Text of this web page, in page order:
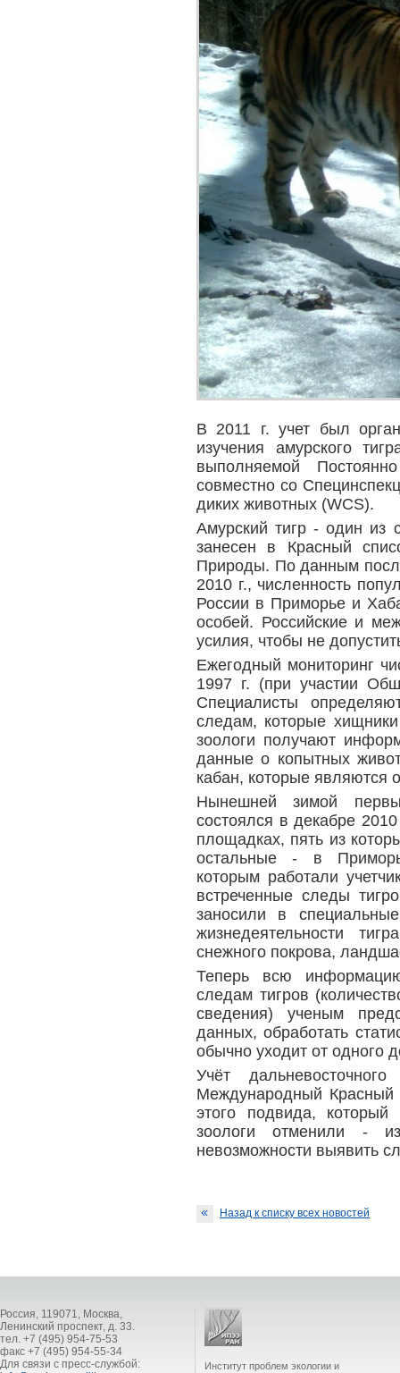
В 2011 г. учет был
изучения амурского
выполняемой
совместно со
диких животных (WCS).
Амурский тигр - один из
занесен в Красный
Природы. По данным
2010 г., численность
России в Приморье и
особей. Российские и
усилия, чтобы не
Ежегодный мониторинг
1997 г. (при участии
Специалисты
следам, которые
зоологи получают
данные о копытных
кабан, которые являются
Нынешней зимой
состоялся в декабре
площадках, пять из
остальные - в
которым работали
встреченные следы
заносили в
жизнедеятельности
снежного покрова,
Теперь всю
следам тигров
сведения) ученым
данных, обработать
обычно уходит от одного
Учёт
Международный Красный
этого подвида, который
зоологи отменили -
невозможности выявить
Назад к списку всех новостей
Россия, 119071, Москва,
Ленинский проспект, д. 33.
тел. +7 (495) 954-75-53
факс +7 (495) 954-55-34
Для связи с пресс-службой:
Институт проблем экологии и